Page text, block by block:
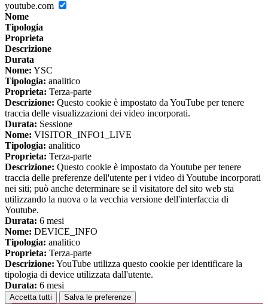
youtube.com
Nome
Tipologia
Proprieta
Descrizione
Durata
Nome: YSC
Tipologia: analitico
Proprieta: Terza-parte
Descrizione: Questo cookie è impostato da YouTube per tenere
traccia delle visualizzazioni dei video incorporati.
Durata: Sessione
Nome: VISITOR_INFO1_LIVE
Tipologia: analitico
Proprieta: Terza-parte
Descrizione: Questo cookie è impostato da Youtube per tenere
traccia delle preferenze dell'utente per i video di Youtube incorporati
nei siti; può anche determinare se il visitatore del sito web sta
utilizzando la nuova o la vecchia versione dell'interfaccia di
Youtube.
Durata: 6 mesi
Nome: DEVICE_INFO
Tipologia: analitico
Proprieta: Terza-parte
Descrizione: YouTube utilizza questo cookie per identificare la
tipologia di device utilizzata dall'utente.
Durata: 6 mesi
Accetta tutti Salva le preferenze